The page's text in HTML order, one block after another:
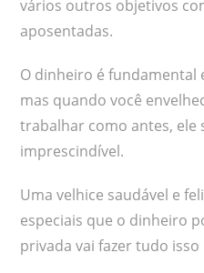
vários outros objetivos
aposentadas.
O dinheiro é fundamental
mas quando você
trabalhar como antes, ele
imprescindível.
Uma velhice saudável e
especiais que o dinheiro
privada vai fazer tudo